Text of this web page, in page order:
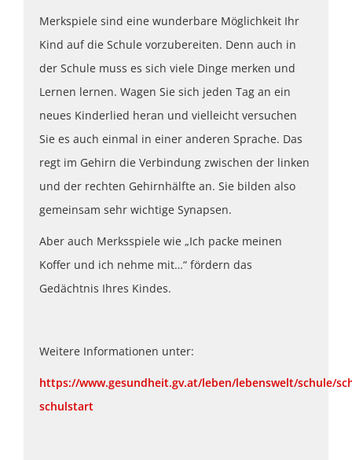
Merkspiele sind eine wunderbare Möglichkeit Ihr
Kind auf die Schule vorzubereiten. Denn auch in
der Schule muss es sich viele Dinge merken und
Lernen lernen. Wagen Sie sich jeden Tag an ein
neues Kinderlied heran und vielleicht versuchen
Sie es auch einmal in einer anderen Sprache. Das
regt im Gehirn die Verbindung zwischen der linken
und der rechten Gehirnhälfte an. Sie bilden also
gemeinsam sehr wichtige Synapsen.
Aber auch Merksspiele wie „Ich packe meinen
Koffer und ich nehme mit…“ fördern das
Gedächtnis Ihres Kindes.
Weitere Informationen unter:
https://www.gesundheit.gv.at/leben/lebenswelt/schule/
schulstart